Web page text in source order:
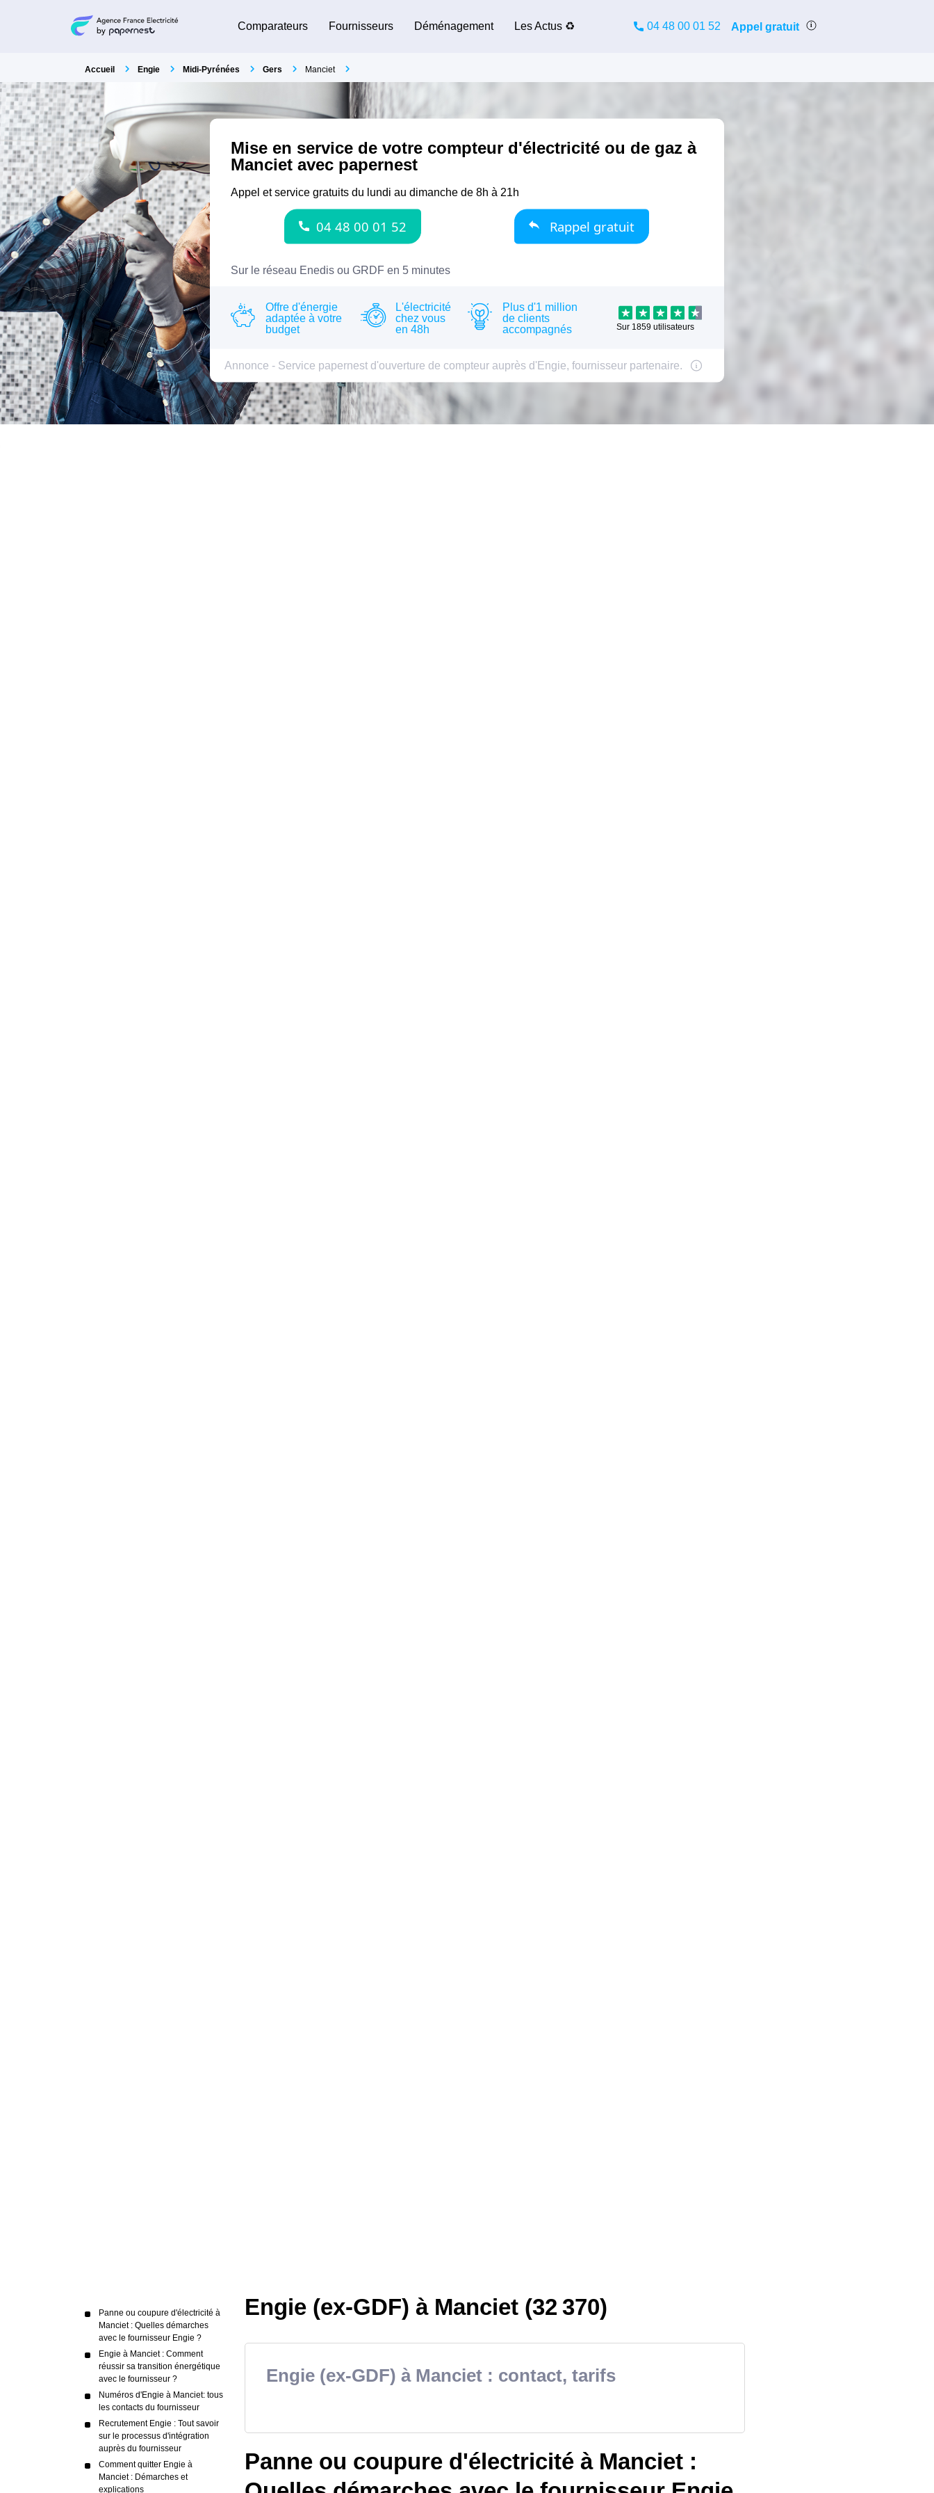
Comparateurs Fournisseurs Déménagement Les Actus ♻️ 04 48 00 01 52 Appel gratuit
Accueil Engie Midi-Pyrénées Gers Manciet
Panne ou coupure d'électricité à
Manciet : Quelles démarches
avec le fournisseur Engie ?
Engie à Manciet : Comment
réussir sa transition énergétique
avec le fournisseur ?
Numéros d'Engie à Manciet: tous
les contacts du fournisseur
Recrutement Engie : Tout savoir
sur le processus d'intégration
auprès du fournisseur
Comment quitter Engie à
Manciet : Démarches et
explications
Engie (ex-GDF) à Manciet (32 370)
Engie (ex-GDF) à Manciet : contact, tarifs
Panne ou coupure d'électricité à Manciet :